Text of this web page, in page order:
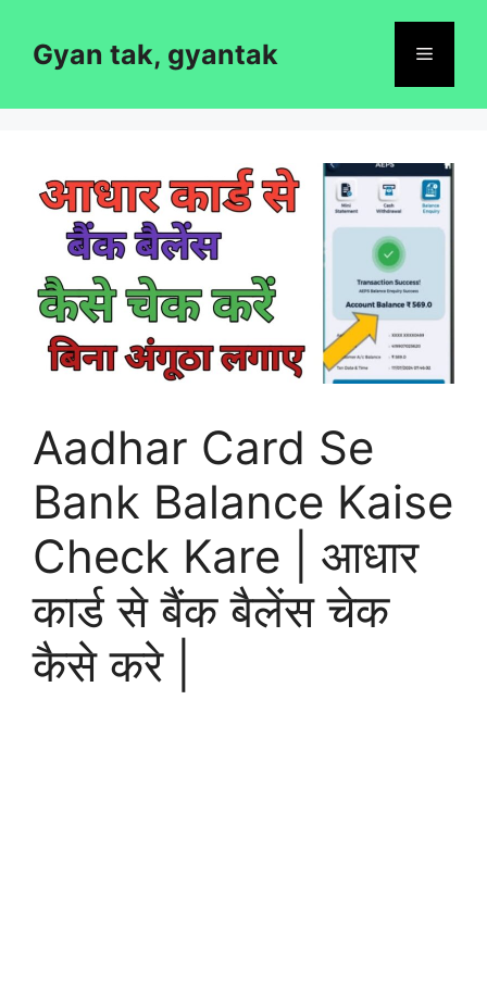
contentGyan tak, gyantak Menu
Aadhar Card Se
Bank Balance Kaise
Check Kare | आधार
कार्ड से बैंक बैलेंस चेक
कैसे करे |